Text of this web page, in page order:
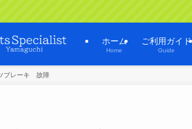
ホーム
Home
ご利用ガイド
Guide
ブレーキ 故障